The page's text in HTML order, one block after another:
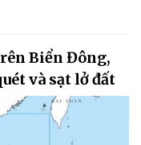
Biển Đông,
và sạt lở đất